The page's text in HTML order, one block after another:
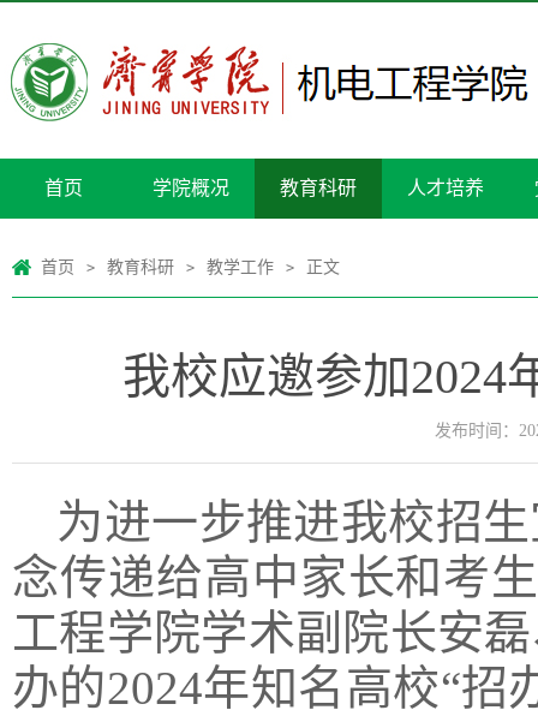
首页 学院概况 教育科研 人才培养
首页 > 教育科研 > 教学工作 > 正文
我校应邀参加2024
发布时间：
为进一步推进我校招
念传递给高中家长和考
工程学院学术副院长安
办的2024年知名高校“